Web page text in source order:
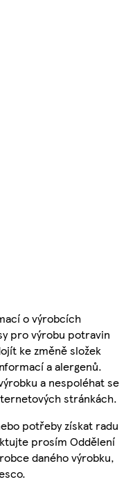
o výrobcích
pro výrobu potravin
ke změně složek
a alergenů.
a nespoléhat se
stránkách.
potřeby získat radu
prosím Oddělení
daného výrobku,